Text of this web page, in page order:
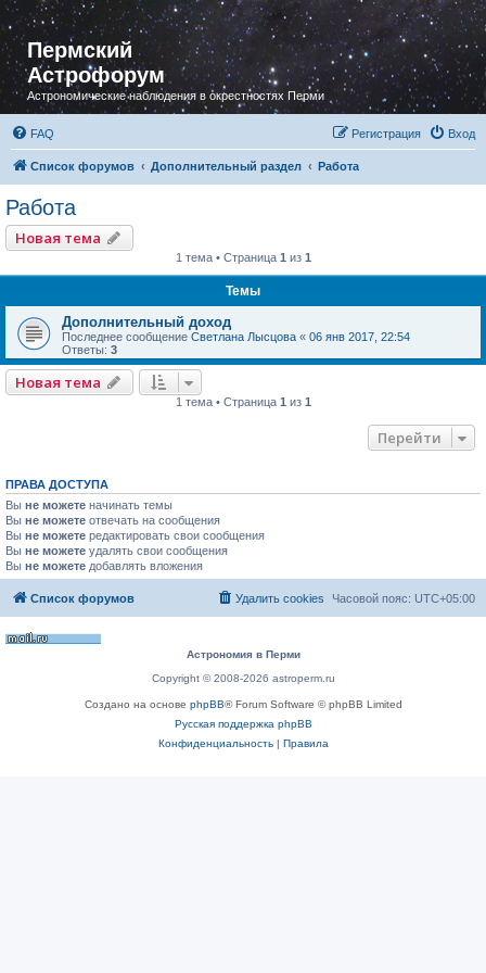
Пермский
Астрофорум
Астрономические наблюдения в окрестностях Перми
FAQ Вход
Регистрация
Список форумов Дополнительный раздел Работа
Работа
Новая тема
1 тема • Страница 1 из 1
Темы
Дополнительный доход
Последнее сообщение Светлана Лысцова « 06 янв 2017, 22:54
Ответы: 3
Новая тема
1 тема • Страница 1 из 1
Перейти
ПРАВА ДОСТУПА
Вы не можете начинать темы
Вы не можете отвечать на сообщения
Вы не можете редактировать свои сообщения
Вы не можете удалять свои сообщения
Вы не можете добавлять вложения
Список форумов Часовой пояс: UTC+05:00
Удалить cookies
Астрономия в Перми
Copyright © 2008-2026 astroperm.ru
Создано на основе phpBB® Forum Software © phpBB Limited
Русская поддержка phpBB
Конфиденциальность| Правила